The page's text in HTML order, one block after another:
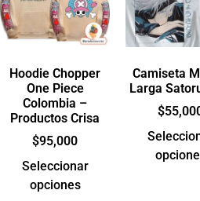
Hoodie Chopper
One Piece
Colombia –
Productos Crisa
$95,000
Seleccionar
opciones
Camiseta
Larga
$